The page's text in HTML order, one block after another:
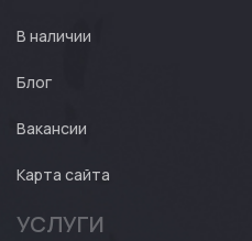
В наличии
Блог
Вакансии
Карта сайта
УСЛУГИ